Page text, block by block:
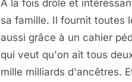
À la fois drôle et
sa famille. Il fournit toutes
aussi grâce à un cahier
qui veut qu'on ait tous
mille milliards d'ancêtres.